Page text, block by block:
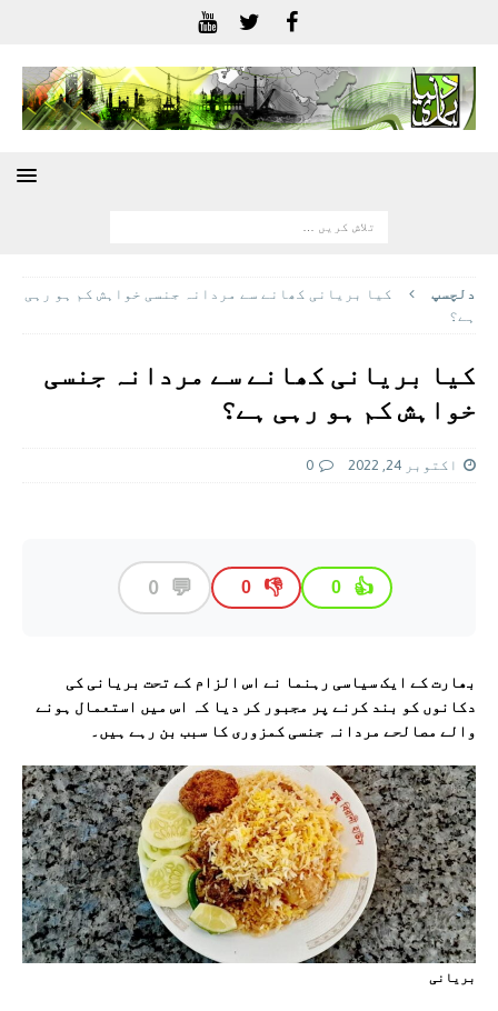
دلچسپ
کیا بریانی کھانے سے مردانہ جنسی خواہش کم ہو رہی
ہے؟
کیا بریانی کھانے سے مردانہ جنسی
خواہش کم ہو رہی ہے؟
اکتوبر 24, 2022 0
👍
0
👎
0
💬
0
بھارت کے ایک سیاسی رہنما نے اس الزام کے تحت بریانی کی
دکانوں کو بند کرنے پر مجبور کر دیا کہ اس میں استعمال ہونے
والے مصالحے مردانہ جنسی کمزوری کا سبب بن رہے ہیں۔
بريانی